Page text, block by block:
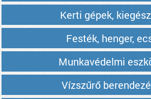
Kerti gépek,
Festék, henger,
Munkavédelmi
Vízszűrő